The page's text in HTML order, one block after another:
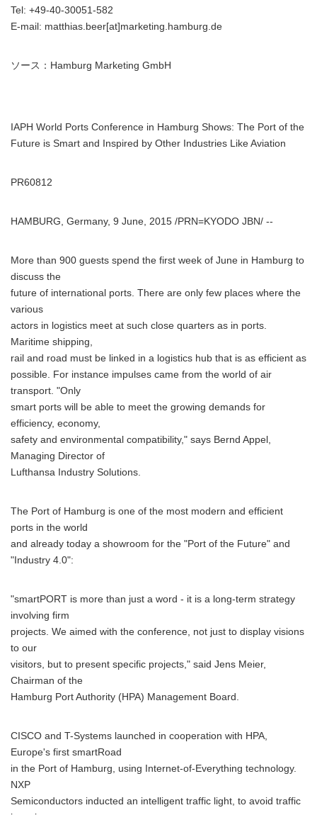
Tel: +49-40-30051-582
E-mail: matthias.beer[at]marketing.hamburg.de
ソース：Hamburg Marketing GmbH
IAPH World Ports Conference in Hamburg Shows: The Port of the
Future is Smart and Inspired by Other Industries Like Aviation
PR60812
HAMBURG, Germany, 9 June, 2015 /PRN=KYODO JBN/ --
More than 900 guests spend the first week of June in Hamburg to
discuss the
future of international ports. There are only few places where the
various
actors in logistics meet at such close quarters as in ports.
Maritime shipping,
rail and road must be linked in a logistics hub that is as efficient as
possible. For instance impulses came from the world of air
transport. "Only
smart ports will be able to meet the growing demands for
efficiency, economy,
safety and environmental compatibility," says Bernd Appel,
Managing Director of
Lufthansa Industry Solutions.
The Port of Hamburg is one of the most modern and efficient
ports in the world
and already today a showroom for the "Port of the Future" and
"Industry 4.0":
"smartPORT is more than just a word - it is a long-term strategy
involving firm
projects. We aimed with the conference, not just to display visions
to our
visitors, but to present specific projects," said Jens Meier,
Chairman of the
Hamburg Port Authority (HPA) Management Board.
CISCO and T-Systems launched in cooperation with HPA,
Europe's first smartRoad
in the Port of Hamburg, using Internet-of-Everything technology.
NXP
Semiconductors inducted an intelligent traffic light, to avoid traffic